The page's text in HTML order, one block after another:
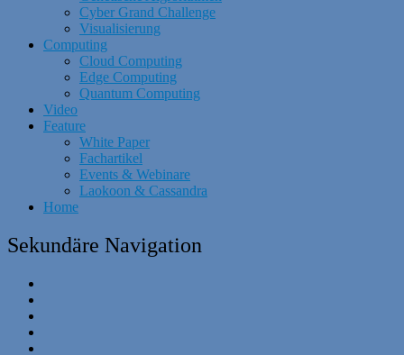
Cyber Grand Challenge
Visualisierung
Computing
Cloud Computing
Edge Computing
Quantum Computing
Video
Feature
White Paper
Fachartikel
Events & Webinare
Laokoon & Cassandra
Home
Sekundäre Navigation